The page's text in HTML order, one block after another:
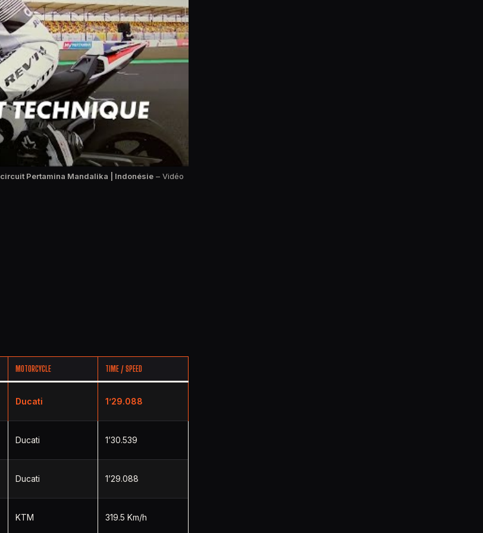
circuit Pertamina Mandalika | Indonésie– Vidéo
MOTORCYCLE TIME / SPEED
Ducati 1’29.088
Ducati 1’30.539
Ducati 1’29.088
KTM 319.5 Km/h